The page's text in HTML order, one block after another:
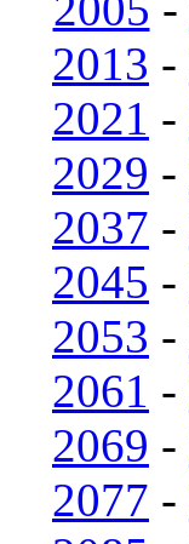
2013 -
2021 -
2029 -
2037 -
2045 -
2053 -
2061 -
2069 -
2077 -